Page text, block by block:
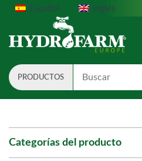
Español Inglés
Search
PRODUCTOS
Categorías del producto